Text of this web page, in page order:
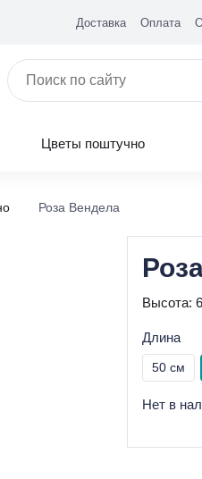
Доставка Оплата
Цветы поштучно
Роза Вендела
Высота:
Длина
50 см
Нет в